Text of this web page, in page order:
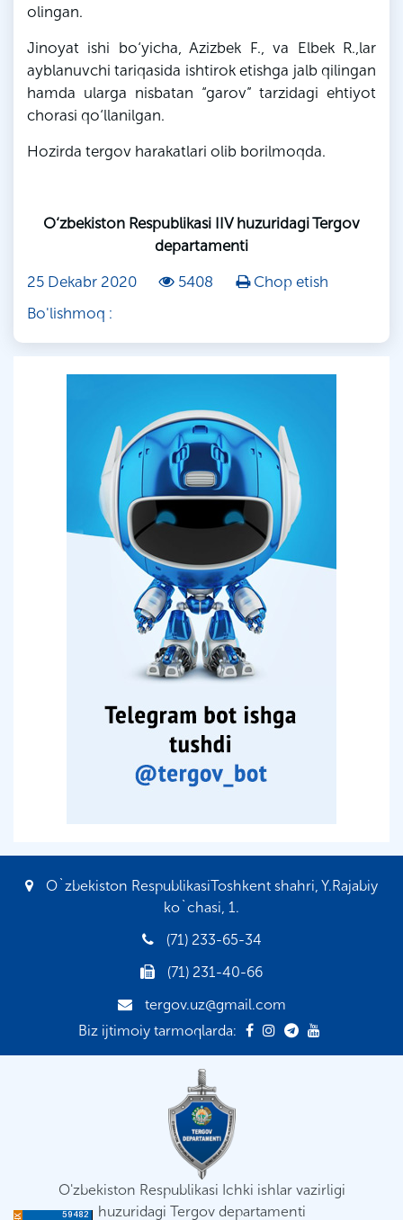
olingan.
Jinoyat ishi bo‘yicha,Azizbek F., va Elbek R.,lar
ayblanuvchi tariqasida ishtirok etishga jalb qilingan
hamda ularga nisbatan “garov” tarzidagi ehtiyot
chorasi qo‘llanilgan.
Hozirda tergov harakatlari olib borilmoqda.
O‘zbekiston Respublikasi IIV huzuridagi Tergov
departamenti
25 Dekabr 2020
5408
Chop etish
Bo'lishmoq :
O`zbekiston RespublikasiToshkent shahri, Y.Rajabiy
ko`chasi, 1.
(71) 233-65-34
(71) 231-40-66
tergov.uz@gmail.com
Biz ijtimoiy tarmoqlarda:
O'zbekiston Respublikasi Ichki ishlar vazirligi
huzuridagi Tergov departamenti